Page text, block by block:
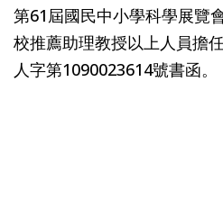
第61屆國民中小學科學展覽
校推薦助理教授以上人員擔
人字第1090023614號書函。